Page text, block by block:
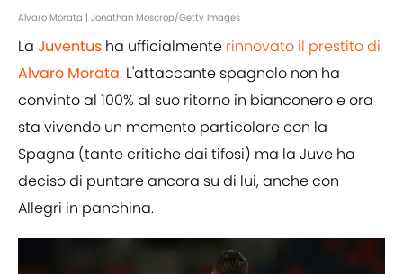
Alvaro Morata | Jonathan Moscrop/Getty Images
La Juventus ha ufficialmente rinnovato il prestito di
Alvaro Morata. L'attaccante spagnolo non ha
convinto al 100% al suo ritorno in bianconero e ora
sta vivendo un momento particolare con la
Spagna (tante critiche dai tifosi) ma la Juve ha
deciso di puntare ancora su di lui, anche con
Allegri in panchina.